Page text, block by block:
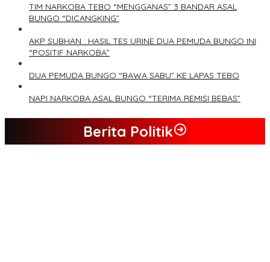
TIM NARKOBA TEBO “MENGGANAS” 3 BANDAR ASAL
BUNGO “DICANGKING”
AKP SUBHAN : HASIL TES URINE DUA PEMUDA BUNGO INI
“POSITIF NARKOBA”
DUA PEMUDA BUNGO “BAWA SABU” KE LAPAS TEBO
NAPI NARKOBA ASAL BUNGO “TERIMA REMISI BEBAS”
Berita Politik